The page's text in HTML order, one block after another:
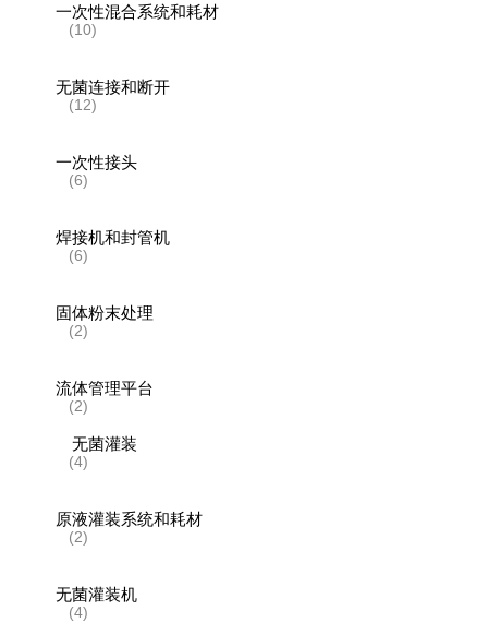
一次性混合系统和耗材
(10)
无菌连接和断开
(12)
一次性接头
(6)
焊接机和封管机
(6)
固体粉末处理
(2)
流体管理平台
(2)
无菌灌装
(4)
原液灌装系统和耗材
(2)
无菌灌装机
(4)